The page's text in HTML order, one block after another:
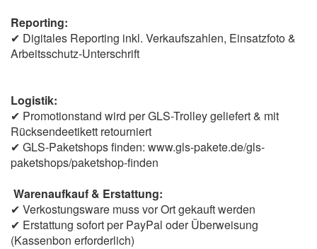
Reporting:
✔ Digitales Reporting inkl. Verkaufszahlen, Einsatzfoto &
Arbeitsschutz-Unterschrift
Logistik:
✔ Promotionstand wird per GLS-Trolley geliefert & mit
Rücksendeetikett retourniert
✔ GLS-Paketshops finden: www.gls-pakete.de/gls-
paketshops/paketshop-finden
Warenaufkauf & Erstattung:
✔ Verkostungsware muss vor Ort gekauft werden
✔ Erstattung sofort per PayPal oder Überweisung
(Kassenbon erforderlich)